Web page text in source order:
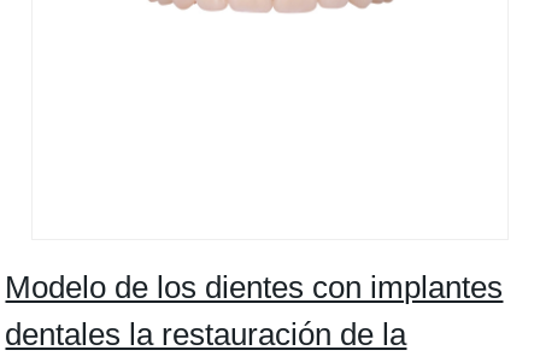
Modelo de los dientes con implantes
dentales la restauración de la